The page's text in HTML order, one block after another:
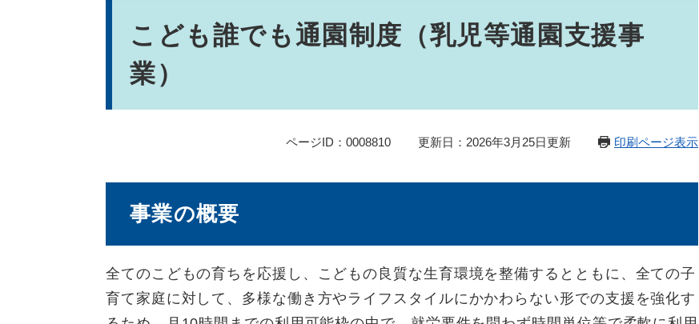
こども誰でも通園制度（乳児等通園支援事
業）
ページID：0008810 更新日：2026年3月25日更新 印刷ページ表示
事業の概要
全てのこどもの育ちを応援し、こどもの良質な生育環境を整備するとともに、全ての子
育て家庭に対して、多様な働き方やライフスタイルにかかわらない形での支援を強化す